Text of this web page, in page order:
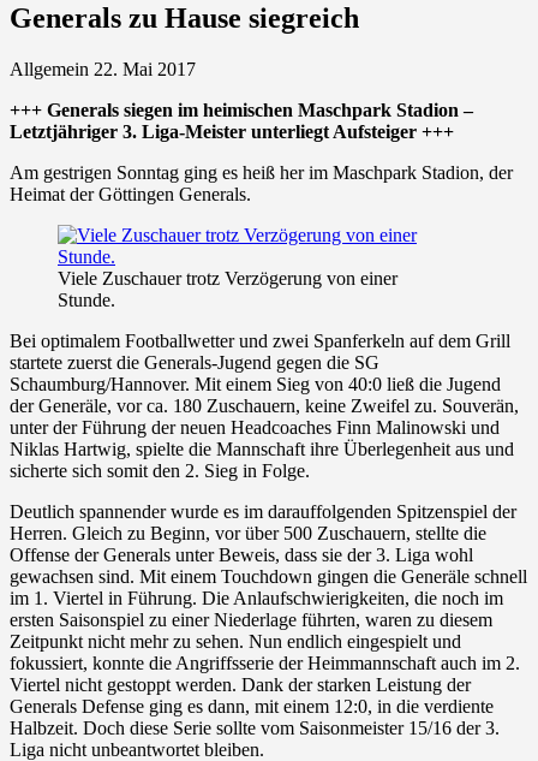
Generals zu Hause siegreich
Allgemein 22. Mai 2017
+++ Generals siegen im heimischen Maschpark Stadion –
Letztjähriger 3. Liga-Meister unterliegt Aufsteiger +++
Am gestrigen Sonntag ging es heiß her im Maschpark Stadion, der
Heimat der Göttingen Generals.
Viele Zuschauer trotz Verzögerung von einer
Stunde.
Bei optimalem Footballwetter und zwei Spanferkeln auf dem Grill
startete zuerst die Generals-Jugend gegen die SG
Schaumburg/Hannover. Mit einem Sieg von 40:0 ließ die Jugend
der Generäle, vor ca. 180 Zuschauern, keine Zweifel zu. Souverän,
unter der Führung der neuen Headcoaches Finn Malinowski und
Niklas Hartwig, spielte die Mannschaft ihre Überlegenheit aus und
sicherte sich somit den 2. Sieg in Folge.
Deutlich spannender wurde es im darauffolgenden Spitzenspiel der
Herren. Gleich zu Beginn, vor über 500 Zuschauern, stellte die
Offense der Generals unter Beweis, dass sie der 3. Liga wohl
gewachsen sind. Mit einem Touchdown gingen die Generäle schnell
im 1. Viertel in Führung. Die Anlaufschwierigkeiten, die noch im
ersten Saisonspiel zu einer Niederlage führten, waren zu diesem
Zeitpunkt nicht mehr zu sehen. Nun endlich eingespielt und
fokussiert, konnte die Angriffsserie der Heimmannschaft auch im 2.
Viertel nicht gestoppt werden. Dank der starken Leistung der
Generals Defense ging es dann, mit einem 12:0, in die verdiente
Halbzeit. Doch diese Serie sollte vom Saisonmeister 15/16 der 3.
Liga nicht unbeantwortet bleiben.